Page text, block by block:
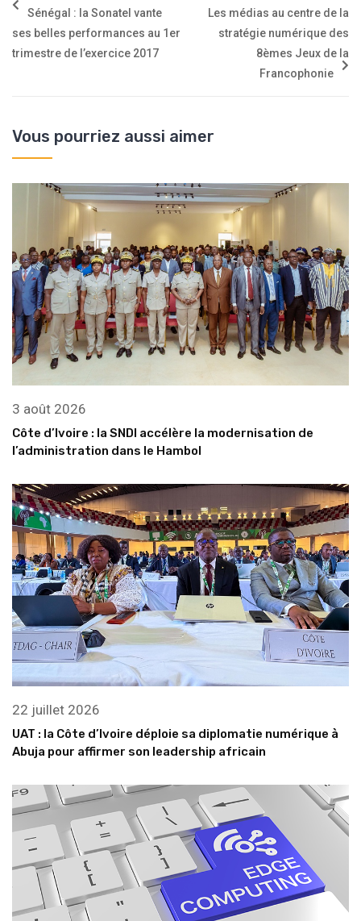
Sénégal : la Sonatel vante
ses belles performances au 1er
trimestre de l’exercice 2017
Les médias au centre de la
stratégie numérique des
8èmes Jeux de la
Francophonie
Vous pourriez aussi aimer
3 août 2026
Côte d’Ivoire : la SNDI accélère la modernisation de
l’administration dans le Hambol
22 juillet 2026
UAT : la Côte d’Ivoire déploie sa diplomatie numérique à
Abuja pour affirmer son leadership africain